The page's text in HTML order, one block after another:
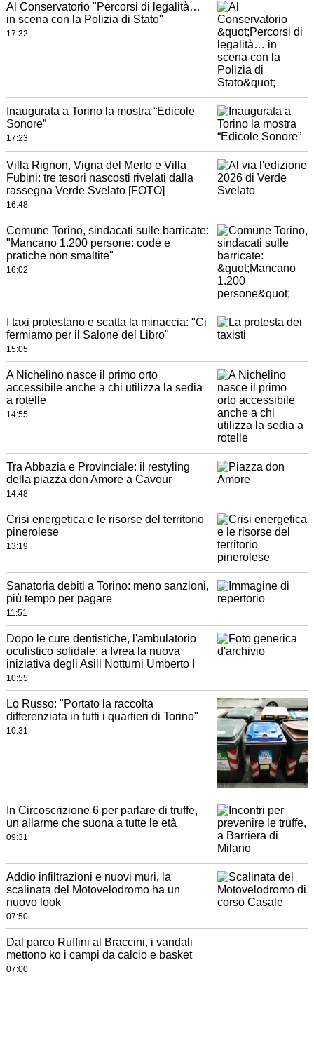
Al Conservatorio "Percorsi di legalità…
in scena con la Polizia di Stato"
17:32
Inaugurata a Torino la mostra “Edicole
Sonore”
17:23
Villa Rignon, Vigna del Merlo e Villa
Fubini: tre tesori nascosti rivelati dalla
rassegna Verde Svelato [FOTO]
16:48
Comune Torino, sindacati sulle barricate:
"Mancano 1.200 persone: code e
pratiche non smaltite"
16:02
I taxi protestano e scatta la minaccia: "Ci
fermiamo per il Salone del Libro"
15:05
A Nichelino nasce il primo orto
accessibile anche a chi utilizza la sedia
a rotelle
14:55
Tra Abbazia e Provinciale: il restyling
della piazza don Amore a Cavour
14:48
Crisi energetica e le risorse del territorio
pinerolese
13:19
Sanatoria debiti a Torino: meno sanzioni,
più tempo per pagare
11:51
Dopo le cure dentistiche, l'ambulatorio
oculistico solidale: a Ivrea la nuova
iniziativa degli Asili Notturni Umberto I
10:55
Lo Russo: "Portato la raccolta
differenziata in tutti i quartieri di Torino"
10:31
In Circoscrizione 6 per parlare di truffe,
un allarme che suona a tutte le età
09:31
Addio infiltrazioni e nuovi muri, la
scalinata del Motovelodromo ha un
nuovo look
07:50
Dal parco Ruffini al Braccini, i vandali
mettono ko i campi da calcio e basket
07:00